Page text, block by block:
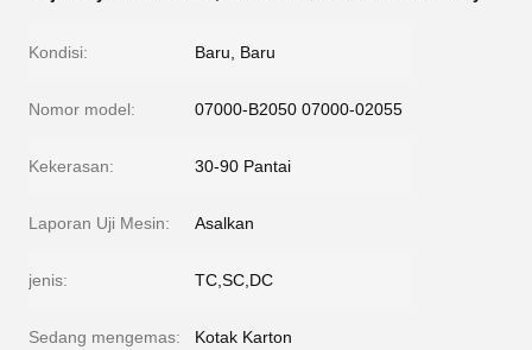
Kondisi: Baru, Baru
Nomor model: 07000-B2050 07000-02055
Kekerasan: 30-90 Pantai
Laporan Uji Mesin: Asalkan
jenis: TC,SC,DC
Sedang mengemas: Kotak Karton